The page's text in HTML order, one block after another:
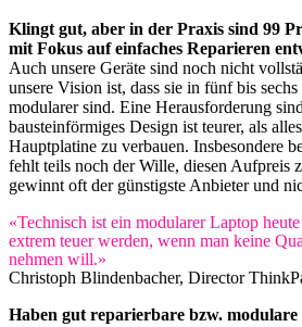
Klingt gut, aber in der Praxis sind 99
mit Fokus auf einfaches Reparieren
Auch unsere Geräte sind noch nicht
unsere Vision ist, dass sie in fünf bis
modularer sind. Eine Herausforderung
bausteinförmiges Design ist teurer, als
Hauptplatine zu verbauen. Insbesondere
fehlt teils noch der Wille, diesen Aufpreis
gewinnt oft der günstigste Anbieter und
«Technisch ist ein modularer Laptop
extrem teuer werden, wenn man keine
nehmen will.»
Christoph Blindenbacher, Director
Haben gut reparierbare bzw. modulare